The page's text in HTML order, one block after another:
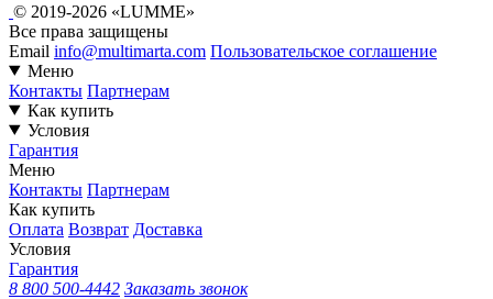
© 2019-2026 «LUMME»
Все права защищены
Email info@multimarta.com Пользовательское соглашение
Меню
Контакты Партнерам
Как купить
Условия
Гарантия
Меню
Контакты Партнерам
Как купить
Оплата Возврат Доставка
Условия
Гарантия
8 800 500-4442 Заказать звонок